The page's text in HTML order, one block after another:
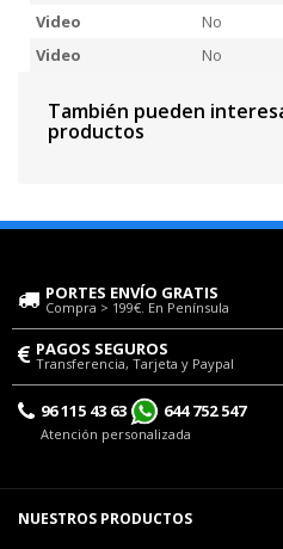
Video
No
Video
No
También pueden
productos
PORTES ENVÍO GRATIS
Compra > 199€. En Península
PAGOS SEGUROS
Transferencia, Tarjeta y Paypal
96 115 43 63 644 752 547
Atención personalizada
NUESTROS PRODUCTOS